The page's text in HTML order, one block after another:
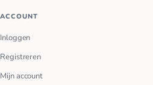
ACCOUNT
Inloggen
Registreren
Mijn account